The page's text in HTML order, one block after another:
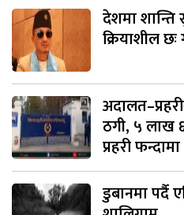
देशमा शान्ति
क्रियाशील छः
ठगी, ५ लाख
प्रहरी फन्दामा
डुबानमा पर्दै